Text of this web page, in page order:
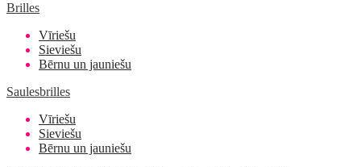
Brilles
Vīriešu
Sieviešu
Bērnu un jauniešu
Saulesbrilles
Vīriešu
Sieviešu
Bērnu un jauniešu